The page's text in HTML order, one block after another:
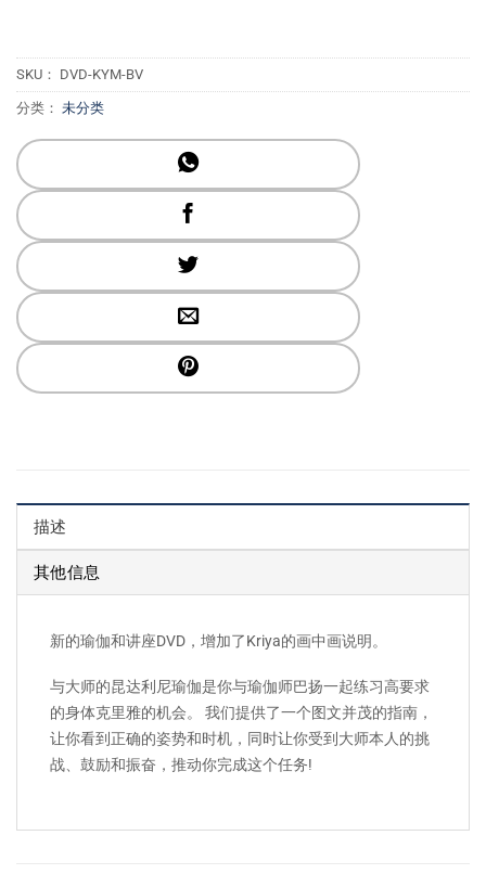
SKU： DVD-KYM-BV
分类： 未分类
描述
其他信息
新的瑜伽和讲座DVD，增加了Kriya的画中画说明。
与大师的昆达利尼瑜伽是你与瑜伽师巴扬一起练习高要求
的身体克里雅的机会。 我们提供了一个图文并茂的指南，
让你看到正确的姿势和时机，同时让你受到大师本人的挑
战、鼓励和振奋，推动你完成这个任务!